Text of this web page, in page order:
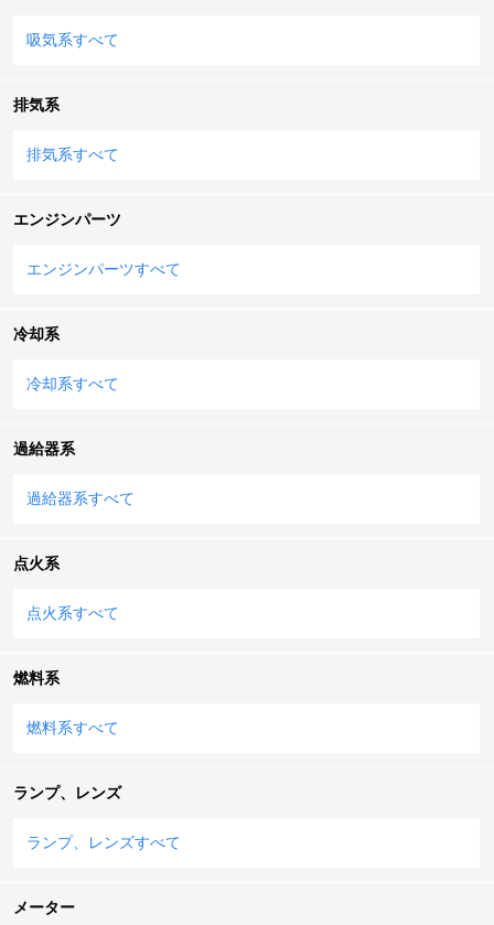
吸気系すべて
排気系
排気系すべて
エンジンパーツ
エンジンパーツすべて
冷却系
冷却系すべて
過給器系
過給器系すべて
点火系
点火系すべて
燃料系
燃料系すべて
ランプ、レンズ
ランプ、レンズすべて
メーター